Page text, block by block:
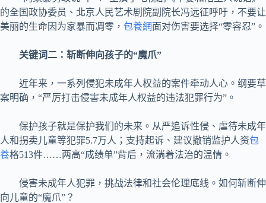
的全国政协委员、北京人民艺术剧院副院长冯远征呼吁，不要让
美丽的生命因为家暴而凋零， 包養網面对伤害要选择“零容忍”。
关键词二：斩断伸向孩子的“魔爪”
近年来，一系列侵犯未成年人权益的案件牵动人心。纲要草
案明确，“严厉打击侵害未成年人权益的违法犯罪行为”。
保护孩子就是保护我们的未来。从严追诉性侵、虐待未成年
人和拐卖儿童等犯罪5.7万人；支持起诉、建议撤销监护人资包
養格513件……两高“成绩单”背后，流淌着法治的温情。
侵害未成年人犯罪，挑战法律和社会伦理底线。如何斩断伸
向儿童的“魔爪”？